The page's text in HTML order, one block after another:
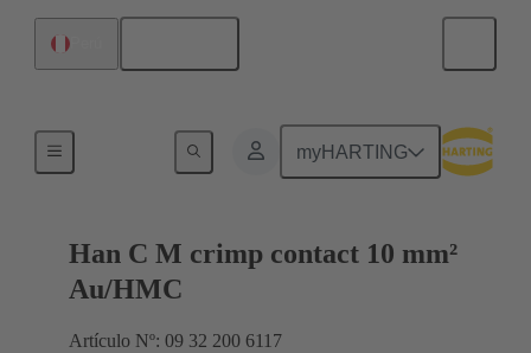
myHARTING
Han C M crimp contact 10 mm²
Au/HMC
Artículo Nº: 09 32 200 6117